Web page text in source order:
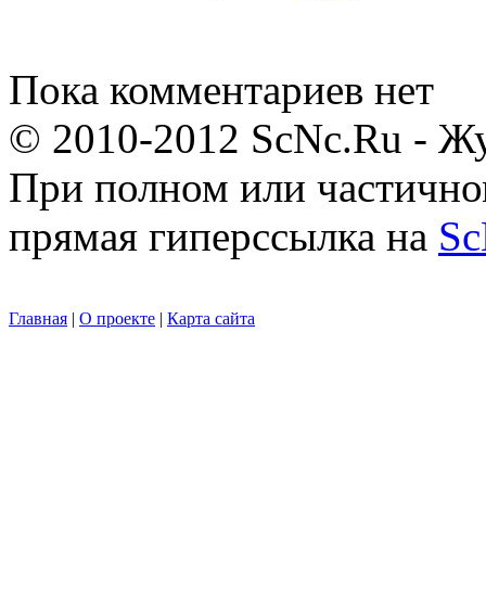
Пока комментариев нет
© 2010-2012 ScNc.Ru -
При полном или
прямая гиперссылка на
Главная | О проекте | Карта сайта